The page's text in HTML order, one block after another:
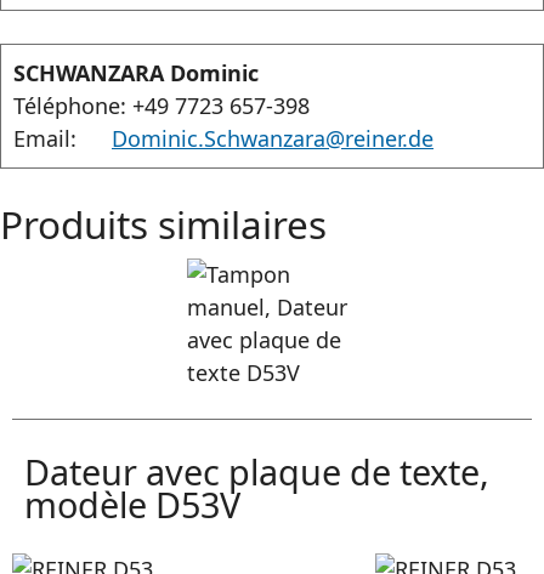
SCHWANZARA Dominic
Téléphone: +49 7723 657-398
Email:
Dominic.Schwanzara@reiner.de
Produits similaires
Dateur avec plaque de texte,
modèle D53V